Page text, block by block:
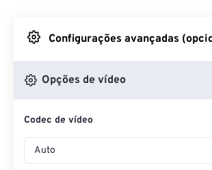
Do Google Drive
Do OneDrive
Configurações avançadas
Opções de vídeo
Codec de vídeo
Auto